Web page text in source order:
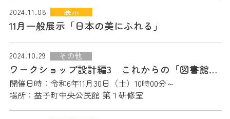
2024.11.08 展示
11月一般展示「日本の美にふれる」
2024.10.29 その他
ワークショップ設計編3 これからの「図書館」の話をしよう
開催日時：令和6年11月30日（土）10時00分～
場所：益子町中央公民館 第１研修室